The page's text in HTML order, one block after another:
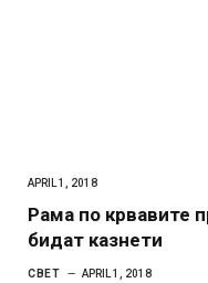
APRIL 1, 2018
Рама по крвавите
бидат казнети
СВЕТ APRIL 1, 2018